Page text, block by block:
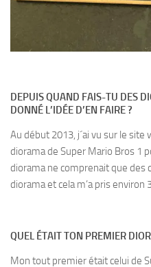
DEPUIS QUAND FAIS-TU DES
DONNÉ L’IDÉE D’EN FAIRE ?
Au début 2013, j´ai vu sur le site
diorama de Super Mario Bros 1
diorama ne comprenait que des
diorama et cela m’a pris environ
QUEL ÉTAIT TON PREMIER
Mon tout premier était celui de